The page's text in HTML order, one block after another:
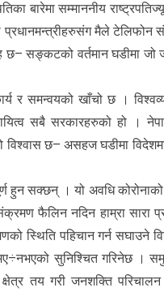
बारेमा सम्माननीय
मैले टेलिफोन
सङ्कटको वर्तमान घडीमा जो
र समन्वयको खाँचो छ ।
सबै सरकारहरुको हो ।
विश्वास छ– असहज घडीमा
हुन सक्छन् । यो अवधि
फैलिन नदिन हाम्रा सारा
स्थिति पहिचान गर्न सघाउने
सुनिश्चित गरिनेछ ।
तय गरी जनशक्ति